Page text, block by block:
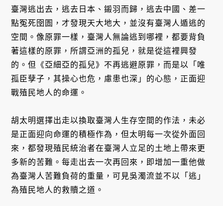
臺灣逃出去，逃去日本、鎩羽而歸，逃去中國、差一
點冤死囹圄，才發現天大地大，並沒有臺灣人遁逃的
空間。像原罪一樣，臺灣人無論逃到哪裡，都要背負
著這樣的原罪，所謂亞洲的孤兒，就是從這裡興發
的。但《亞細亞的孤兒》不再逃避原罪，而是以「唯
孤臣孽子，其操心也危，慮患也深」的心態，正面迎
戰殖民地人的命運。
胡太明選擇出走以換取臺灣人生存空間的作法，未必
是正面迎向命運的積極作為，但太明每一次從外面回
來，都發現殖民統治者在臺灣人立足的土地上帶來更
多新的苦難。每走出去一次再回來，即增加一重他做
為臺灣人苦難負荷的重量，可見吳濁流並不以「逃」
為殖民地人的救贖之道。